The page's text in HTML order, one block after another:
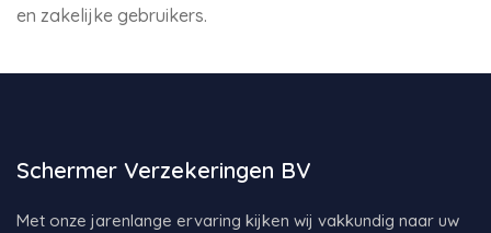
en zakelijke gebruikers.
Schermer Verzekeringen BV
Met onze jarenlange ervaring kijken wij vakkundig naar uw